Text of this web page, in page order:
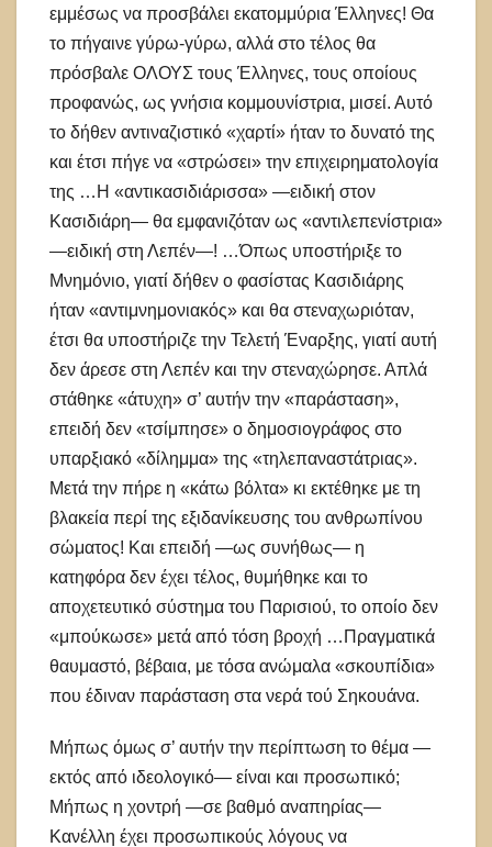
εμμέσως να προσβάλει εκατομμύρια Έλληνες! Θα
το πήγαινε γύρω-γύρω, αλλά στο τέλος θα
πρόσβαλε ΟΛΟΥΣ τους Έλληνες, τους οποίους
προφανώς, ως γνήσια κομμουνίστρια, μισεί. Αυτό
το δήθεν αντιναζιστικό «χαρτί» ήταν το δυνατό της
και έτσι πήγε να «στρώσει» την επιχειρηματολογία
της …Η «αντικασιδιάρισσα» —ειδική στον
Κασιδιάρη— θα εμφανιζόταν ως «αντιλεπενίστρια»
—ειδική στη Λεπέν—! …Όπως υποστήριξε το
Μνημόνιο, γιατί δήθεν ο φασίστας Κασιδιάρης
ήταν «αντιμνημονιακός» και θα στεναχωριόταν,
έτσι θα υποστήριζε την Τελετή Έναρξης, γιατί αυτή
δεν άρεσε στη Λεπέν και την στεναχώρησε. Απλά
στάθηκε «άτυχη» σ’ αυτήν την «παράσταση»,
επειδή δεν «τσίμπησε» ο δημοσιογράφος στο
υπαρξιακό «δίλημμα» της «τηλεπαναστάτριας».
Μετά την πήρε η «κάτω βόλτα» κι εκτέθηκε με τη
βλακεία περί της εξιδανίκευσης του ανθρωπίνου
σώματος! Και επειδή —ως συνήθως— η
κατηφόρα δεν έχει τέλος, θυμήθηκε και το
αποχετευτικό σύστημα του Παρισιού, το οποίο δεν
«μπούκωσε» μετά από τόση βροχή …Πραγματικά
θαυμαστό, βέβαια, με τόσα ανώμαλα «σκουπίδια»
που έδιναν παράσταση στα νερά τού Σηκουάνα.
Μήπως όμως σ’ αυτήν την περίπτωση το θέμα —
εκτός από ιδεολογικό— είναι και προσωπικό;
Μήπως η χοντρή —σε βαθμό αναπηρίας—
Κανέλλη έχει προσωπικούς λόγους να